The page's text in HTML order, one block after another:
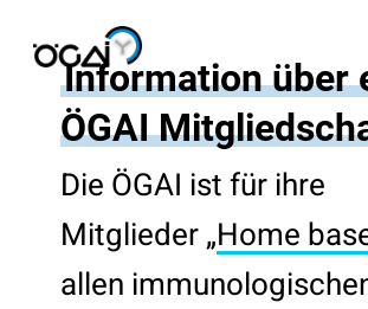
content
Information über
ÖGAI
Die ÖGAI ist für ihre
Mitglieder „Home
allen